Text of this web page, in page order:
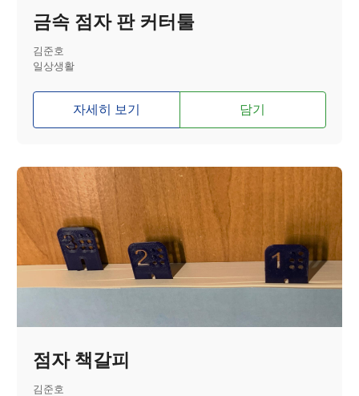
금속 점자 판 커터툴
김준호
일상생활
자세히 보기 담기
점자 책갈피
김준호